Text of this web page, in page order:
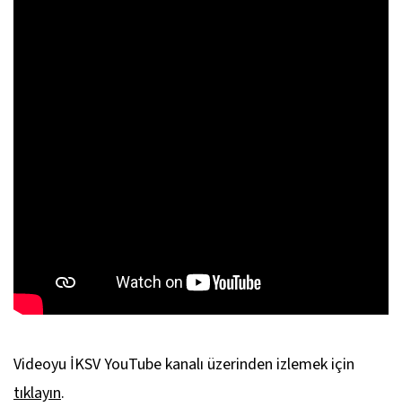
Videoyu İKSV YouTube kanalı üzerinden izlemek için
tıklayın.